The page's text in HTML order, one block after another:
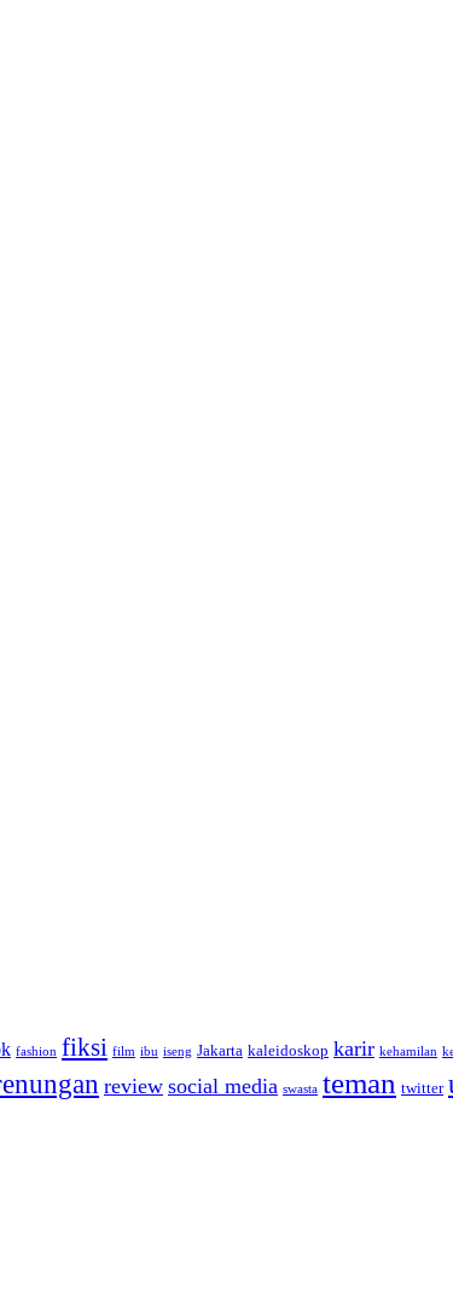
fashion fiksi film ibu iseng Jakarta kaleidoskop karir kehamilan
review social media swasta teman twitter